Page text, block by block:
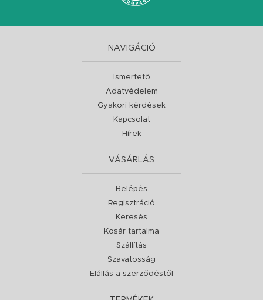
NAVIGÁCIÓ
Ismertető
Adatvédelem
Gyakori kérdések
Kapcsolat
Hírek
VÁSÁRLÁS
Belépés
Regisztráció
Keresés
Kosár tartalma
Szállítás
Szavatosság
Elállás a szerződéstől